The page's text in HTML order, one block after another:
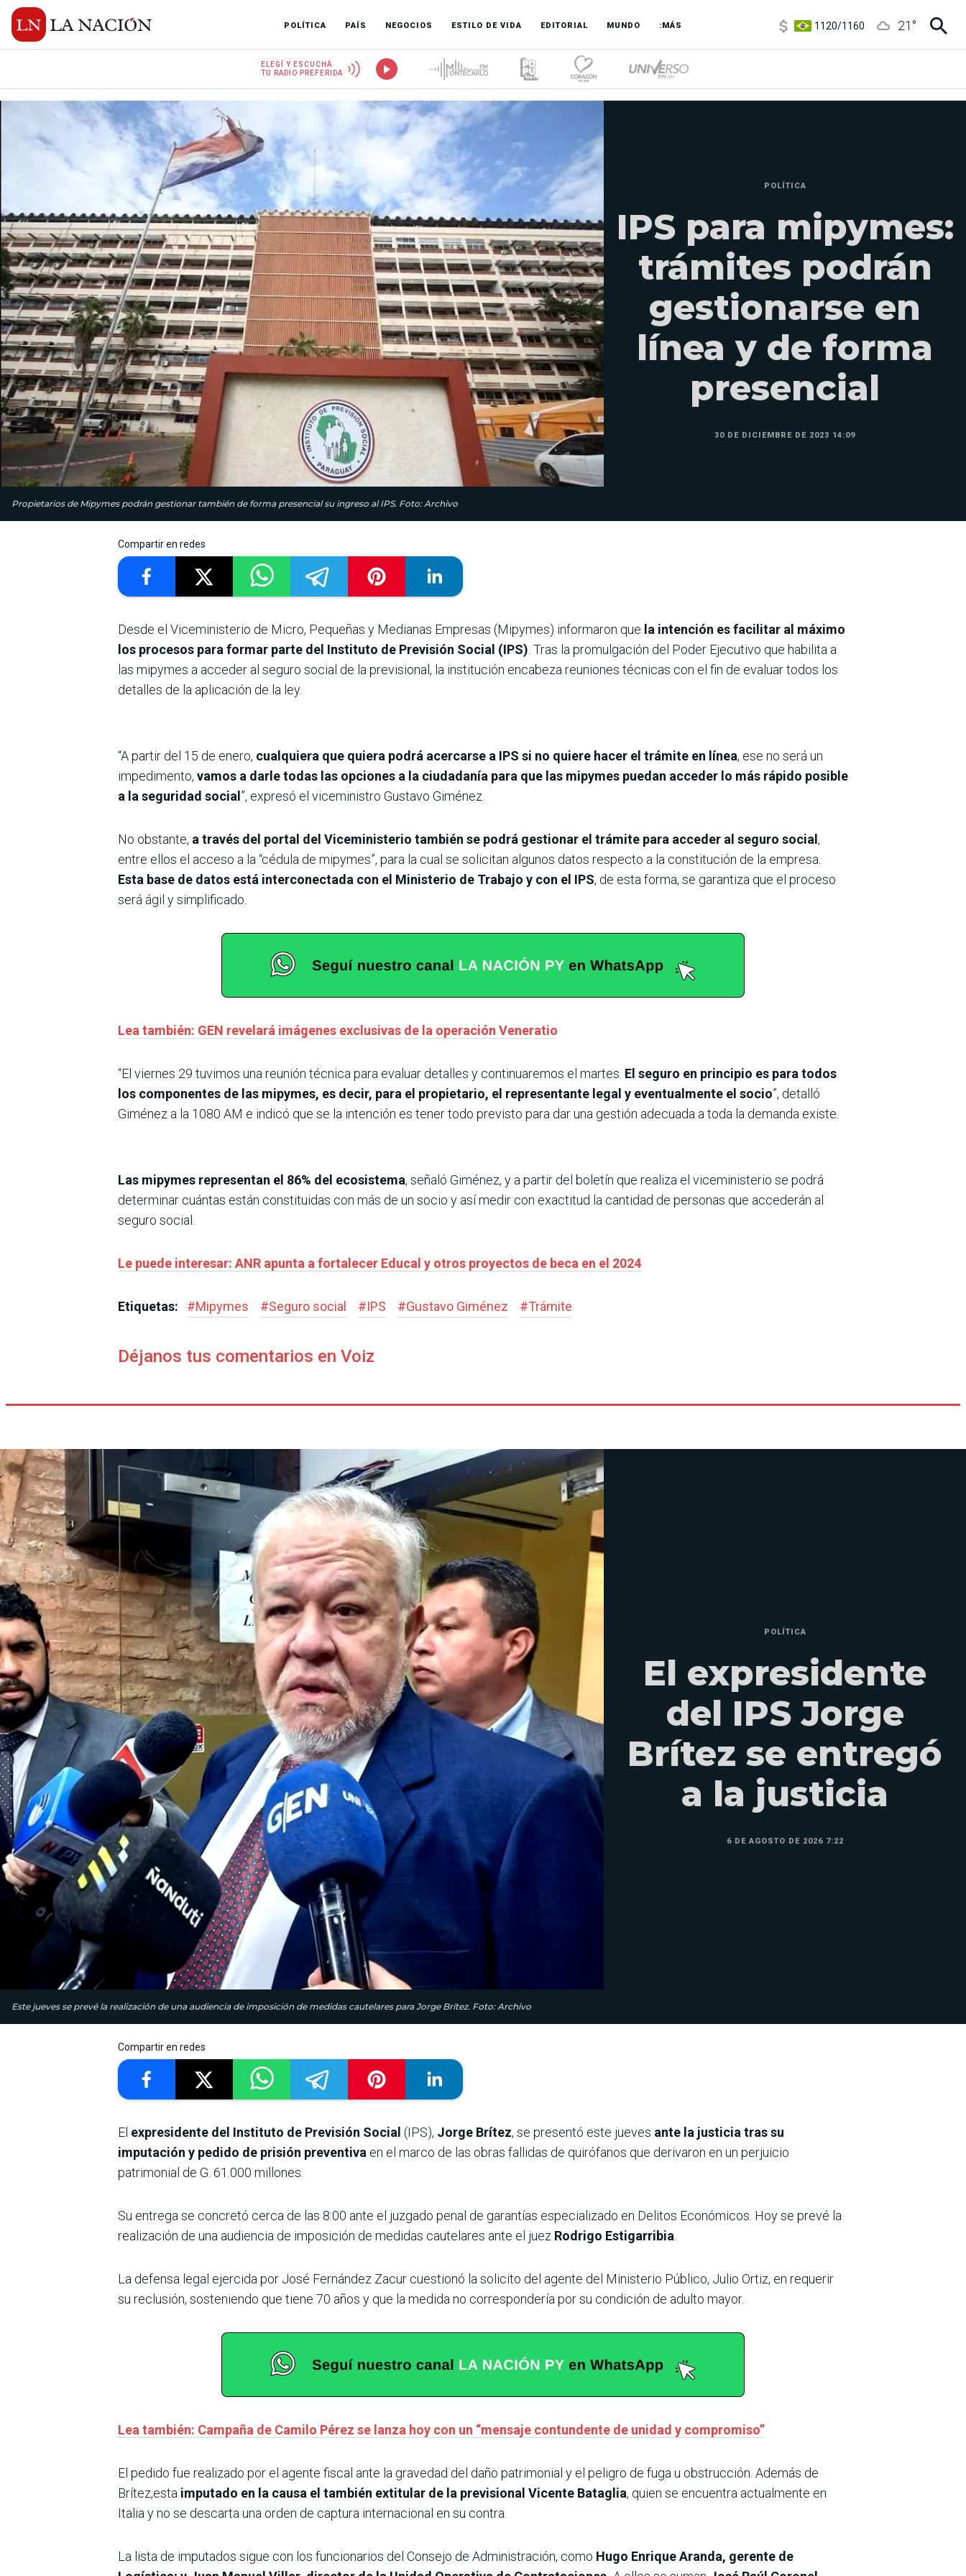
POLÍTICA PAÍS NEGOCIOS ESTILO DE VIDA EDITORIAL MUNDO :MÁS
3,6/3,9
21 °
ELEGÍ Y ESCUCHÁ
TU RADIO PREFERIDA
Propietarios de Mipymes podrán gestionar también de forma presencial su ingreso al IPS. Foto: Archivo
POLÍTICA
IPS para mipymes:
trámites podrán
gestionarse en
línea y de forma
presencial
30 DE DICIEMBRE DE 2023 14:09
Compartir en redes
Desde el Viceministerio de Micro, Pequeñas y Medianas Empresas (Mipymes) informaron que la intención es facilitar al máximo
los procesos para formar parte del Instituto de Previsión Social (IPS) . Tras la promulgación del Poder Ejecutivo que habilita a
las mipymes a acceder al seguro social de la previsional, la institución encabeza reuniones técnicas con el fin de evaluar todos los
detalles de la aplicación de la ley.
“A partir del 15 de enero, cualquiera que quiera podrá acercarse a IPS si no quiere hacer el trámite en línea, ese no será un
impedimento, vamos a darle todas las opciones a la ciudadanía para que las mipymes puedan acceder lo más rápido posible
a la seguridad social”, expresó el viceministro Gustavo Giménez.
No obstante, a través del portal del Viceministerio también se podrá gestionar el trámite para acceder al seguro social,
entre ellos el acceso a la “cédula de mipymes”, para la cual se solicitan algunos datos respecto a la constitución de la empresa.
Esta base de datos está interconectada con el Ministerio de Trabajo y con el IPS, de esta forma, se garantiza que el proceso
será ágil y simplificado.
Lea también: GEN revelará imágenes exclusivas de la operación Veneratio
“El viernes 29 tuvimos una reunión técnica para evaluar detalles y continuaremos el martes. El seguro en principio es para todos
los componentes de las mipymes, es decir, para el propietario, el representante legal y eventualmente el socio”, detalló
Giménez a la 1080 AM e indicó que se la intención es tener todo previsto para dar una gestión adecuada a toda la demanda existe.
Las mipymes representan el 86% del ecosistema, señaló Giménez, y a partir del boletín que realiza el viceministerio se podrá
determinar cuántas están constituidas con más de un socio y así medir con exactitud la cantidad de personas que accederán al
seguro social.
Le puede interesar: ANR apunta a fortalecer Educal y otros proyectos de beca en el 2024
Etiquetas: #Mipymes #Seguro social #IPS #Gustavo Giménez #Trámite
Déjanos tus comentarios en Voiz
Este jueves se prevé la realización de una audiencia de imposición de medidas cautelares para Jorge Brítez. Foto: Archivo
POLÍTICA
El expresidente
del IPS Jorge
Brítez se entregó
a la justicia
6 DE AGOSTO DE 2026 7:22
Compartir en redes
El expresidente del Instituto de Previsión Social (IPS), Jorge Brítez, se presentó este jueves ante la justicia tras su
imputación y pedido de prisión preventiva en el marco de las obras fallidas de quirófanos que derivaron en un perjuicio
patrimonial de G. 61.000 millones.
Su entrega se concretó cerca de las 8:00 ante el juzgado penal de garantías especializado en Delitos Económicos. Hoy se prevé la
realización de una audiencia de imposición de medidas cautelares ante el juez Rodrigo Estigarribia
La defensa legal ejercida por José Fernández Zacur cuestionó la solicito del agente del Ministerio Público, Julio Ortiz, en requerir
su reclusión, sosteniendo que tiene 70 años y que la medida no correspondería por su condición de adulto mayor.
Lea también: Campaña de Camilo Pérez se lanza hoy con un “mensaje contundente de unidad y compromiso”
El pedido fue realizado por el agente fiscal ante la gravedad del daño patrimonial y el peligro de fuga u obstrucción. Además de
Brítez,esta imputado en la causa el también extitular de la previsional Vicente Bataglia, quien se encuentra actualmente en
Italia y no se descarta una orden de captura internacional en su contra.
La lista de imputados sigue con los funcionarios del Consejo de Administración, como Hugo Enrique Aranda, gerente de